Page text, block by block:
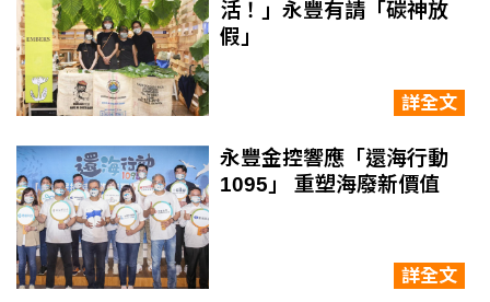
活！」永豐有請「碳神放
假」
詳全文
永豐金控響應「還海行動
1095」 重塑海廢新價值
詳全文